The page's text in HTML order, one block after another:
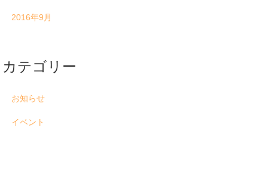
2016年9月
カテゴリー
お知らせ
イベント